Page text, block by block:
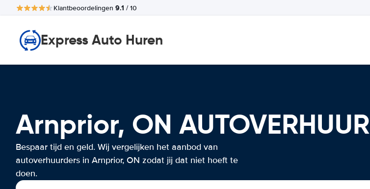
Klantbeoordelingen 9.1 / 10
Express Auto Huren
Arnprior, ON AUTOVERHUUR
Bespaar tijd en geld. Wij vergelijken het aanbod van
autoverhuurders in Arnprior, ON zodat jij dat niet hoeft te
doen.